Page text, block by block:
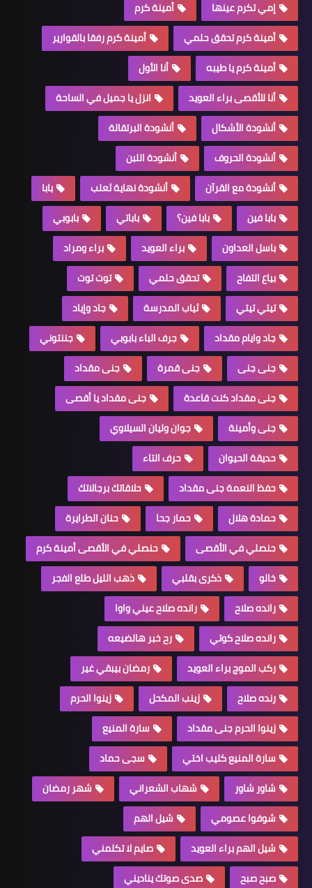
إمي تكرم عينها
أمينة كرم
أمينة كرم تحقق حلمي
أمينة كرم رفقا بالقوارير
أمينة كرم يا طيبه
أنا الأول
أنا للأقصى براء العويد
انزل يا جميل في الساحة
أنشودة الأشكال
أنشودة البرتقالة
أنشودة الحروف
أنشودة اللبن
أنشودة مع القرآن
أنشودة نهاية ثعلب
بابا
بابا فين
بابا فين؟ باباتي
بابوبي
باسل العداون
براء العويد
براء ومراد
بياع التفاح
تحقق حلمي
توت توت
تيتي تيتي
ثياب المدرسة
جاد وإياد
جاد وايام مقداد
جرف الباء بابوبي
جننتوني
جنى جنى
جنى قمرة
جنى مقداد
جنى مقداد كنت قاعدة
جنى مقداد يا أقصى
جنى وأمينة
جوان وليان السيلاوي
حديقة الحيوان
حرف التاء
حفظ النعمة جنى مقداد
حلاقاتك برجالاتك
حمادة هلال
حمار جحا
حنان الطرايرة
حنصلي في الأقصى
حنصلي في الأقصى أمينة كرم
خالو
ذكرى بقلبي
ذهب الليل طلع الفجر
رانده صلاح
رانده صلاح عيني واوا
رانده صلاح كوتي
رح خبر هالضيعه
ركب الموج براء العويد
رمضان بيبقي غير
رنده صلاح
زينب المكحل
زينوا الحرم
زينوا الحرم جنى مقداد
سارة المنيع
سارة المنيع كليب اختي
سجى حماد
شاور شاور
شهاب الشعراني
شهر رمضان
شوفوا عصومي
شيل الهم
شيل الهم براء العويد
صايم لا تكلمني
صبح صبح
صدى صوتك يناديني